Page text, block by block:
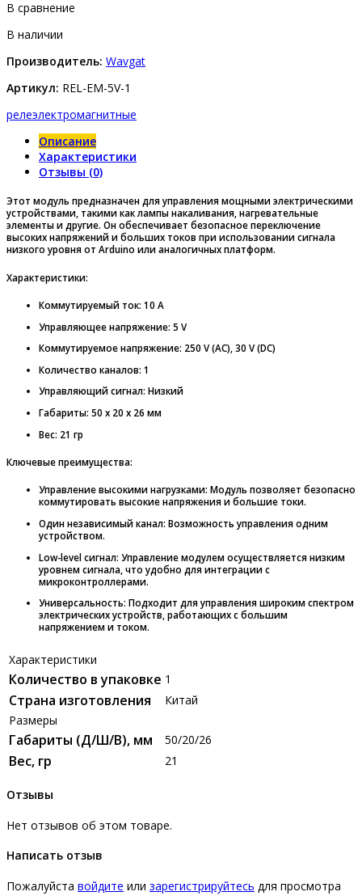
В сравнение
В наличии
Производитель: Wavgat
Артикул: REL-EM-5V-1
релеэлектромагнитные
Описание
Характеристики
Отзывы (0)
Этот модуль предназначен для управления мощными электрическими
устройствами, такими как лампы накаливания, нагревательные
элементы и другие. Он обеспечивает безопасное переключение
высоких напряжений и больших токов при использовании сигнала
низкого уровня от Arduino или аналогичных платформ.
Характеристики:
Коммутируемый ток: 10 A
Управляющее напряжение: 5 V
Коммутируемое напряжение: 250 V (AC), 30 V (DC)
Количество каналов: 1
Управляющий сигнал: Низкий
Габариты: 50 x 20 x 26 мм
Вес: 21 гр
Ключевые преимущества:
Управление высокими нагрузками: Модуль позволяет безопасно
коммутировать высокие напряжения и большие токи.
Один независимый канал: Возможность управления одним
устройством.
Low-level сигнал: Управление модулем осуществляется низким
уровнем сигнала, что удобно для интеграции с
микроконтроллерами.
Универсальность: Подходит для управления широким спектром
электрических устройств, работающих с большим
напряжением и током.
Характеристики
Количество в упаковке 1
Страна изготовления
Китай
Размеры
Габариты (Д/Ш/В), мм 50/20/26
Вес, гр 21
Отзывы
Нет отзывов об этом товаре.
Написать отзыв
Пожалуйста войдите или зарегистрируйтесь для просмотра